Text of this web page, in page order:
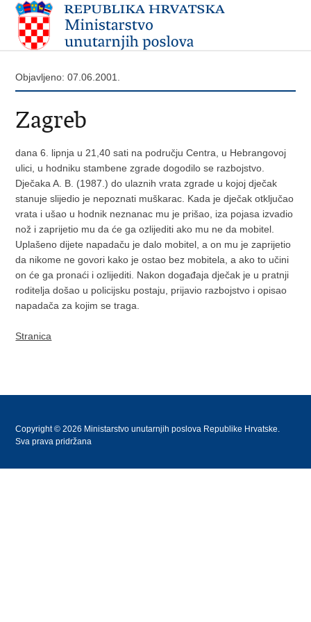
Objavljeno: 07.06.2001.
Zagreb
dana 6. lipnja u 21,40 sati na području Centra, u Hebrangovoj
ulici, u hodniku stambene zgrade dogodilo se razbojstvo.
Dječaka A. B. (1987.) do ulaznih vrata zgrade u kojoj dječak
stanuje slijedio je nepoznati muškarac. Kada je dječak otključao
vrata i ušao u hodnik neznanac mu je prišao, iza pojasa izvadio
nož i zaprijetio mu da će ga ozlijediti ako mu ne da mobitel.
Uplašeno dijete napadaču je dalo mobitel, a on mu je zaprijetio
da nikome ne govori kako je ostao bez mobitela, a ako to učini
on će ga pronaći i ozlijediti. Nakon događaja dječak je u pratnji
roditelja došao u policijsku postaju, prijavio razbojstvo i opisao
napadača za kojim se traga.
Stranica
Copyright © 2026 Ministarstvo unutarnjih poslova Republike Hrvatske.
Sva prava pridržana